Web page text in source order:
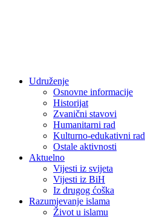
Udruženje
Osnovne informacije
Historijat
Zvanični stavovi
Humanitarni rad
Kulturno-edukativni rad
Ostale aktivnosti
Aktuelno
Vijesti iz svijeta
Vijesti iz BiH
Iz drugog ćoška
Razumjevanje islama
Život u islamu